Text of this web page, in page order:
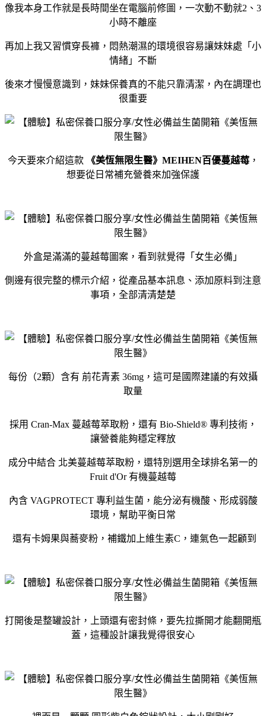
像我本身工作就是長時間坐在電腦前修圖，一次動不動就2、3
小時不離座
再加上我又習慣穿長褲，悶熱潮濕的環境很容易讓妹妹處「小
情緒」不斷
後來才慢慢意識到，妹妹保養真的不能只靠清潔，內在調理也
很重要
今天要來介紹這款《美恆無限生醫》MEIHEN百優蔓越莓，
想要從日常補充營養來加強保護
外盒是滿滿的蔓越莓圖案，看到就覺得「女生必備」
側邊有很完整的標示介紹，從產品基本訊息、添加原料到注意
事項，全部清清楚楚
每份（2顆）含有 前花青素 36mg，這可是國際建議的有效攝
取量
採用 Cran-Max 蔓越莓萃取粉，還有 Bio-Shield® 專利技術，
讓營養能夠穩定釋放
成分中結合 北美蔓越莓萃取粉，還特別選用全球排名第一的
Fruit d'Or 有機蔓越莓
內含 VAGPROTECT 專利益生菌，能分泌有機酸、形成弱酸
環境，幫助平衡日常
還有卡姆果與蕎麥粉，補鐵加上維生素C，連氣色一起顧到
打開後是整罐設計，上頭還有密封條，要先拉撕開才能翻開瓶
蓋，這種設計讓我覺得很安心